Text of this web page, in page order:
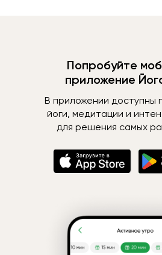
Попробуйте
приложение
В приложении доступны
йоги, медитации и
для решения самых